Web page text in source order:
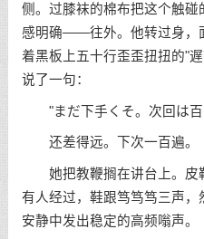
侧。过膝袜的棉布把这个触
感明确——往外。他转过身，
着黑板上五十行歪歪扭扭的"
说了一句：
"まだ下手くそ。次回は百
还差得远。下次一百遍。
她把教鞭搁在讲台上。皮
有人经过，鞋跟笃笃笃三声
安静中发出稳定的高频嗡声。